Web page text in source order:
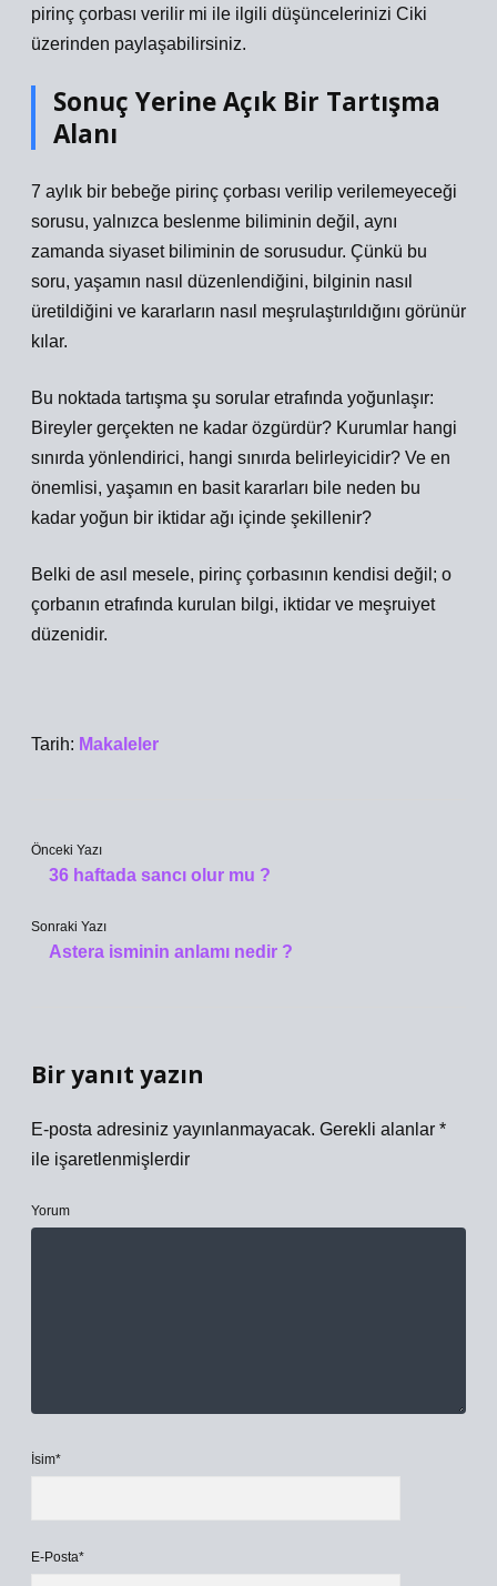
pirinç çorbası verilir mi ile ilgili düşüncelerinizi Ciki
üzerinden paylaşabilirsiniz.
Sonuç Yerine Açık Bir Tartışma
Alanı
7 aylık bir bebeğe pirinç çorbası verilip verilemeyeceği
sorusu, yalnızca beslenme biliminin değil, aynı
zamanda siyaset biliminin de sorusudur. Çünkü bu
soru, yaşamın nasıl düzenlendiğini, bilginin nasıl
üretildiğini ve kararların nasıl meşrulaştırıldığını görünür
kılar.
Bu noktada tartışma şu sorular etrafında yoğunlaşır:
Bireyler gerçekten ne kadar özgürdür? Kurumlar hangi
sınırda yönlendirici, hangi sınırda belirleyicidir? Ve en
önemlisi, yaşamın en basit kararları bile neden bu
kadar yoğun bir iktidar ağı içinde şekillenir?
Belki de asıl mesele, pirinç çorbasının kendisi değil; o
çorbanın etrafında kurulan bilgi, iktidar ve meşruiyet
düzenidir.
Tarih: Makaleler
Önceki Yazı
36 haftada sancı olur mu ?
Sonraki Yazı
Astera isminin anlamı nedir ?
Bir yanıt yazın
E-posta adresiniz yayınlanmayacak. Gerekli alanlar *
ile işaretlenmişlerdir
Yorum
İsim*
E-Posta*